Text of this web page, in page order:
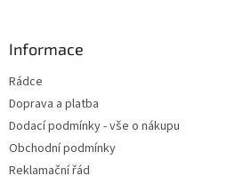
Informace
Rádce
Doprava a platba
Dodací podmínky - vše o nákupu
Obchodní podmínky
Reklamační řád